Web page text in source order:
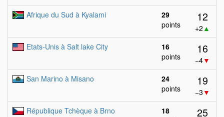
Afrique du Sud à Kyalami
29
points
12
+2 ▲
Etats-Unis à Salt lake City
16
points
16
−4▼
San Marino à Misano
24
points
19
−3 ▼
République Tchèque à Brno
18
25